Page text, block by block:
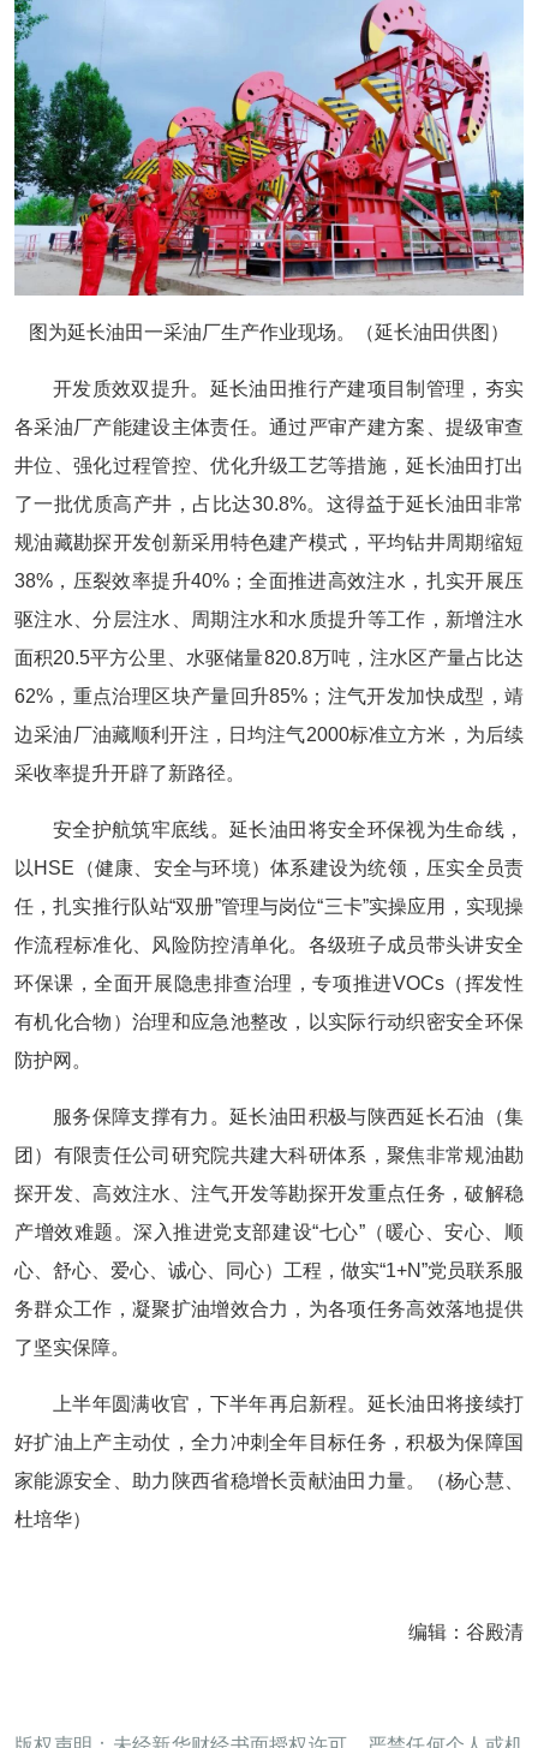
图为延长油田一采油厂生产作业现场。（延长油田供图）
开发质效双提升。延长油田推行产建项目制管理，夯实
各采油厂产能建设主体责任。通过严审产建方案、提级审查
井位、强化过程管控、优化升级工艺等措施，延长油田打出
了一批优质高产井，占比达30.8%。这得益于延长油田非常
规油藏勘探开发创新采用特色建产模式，平均钻井周期缩短
38%，压裂效率提升40%；全面推进高效注水，扎实开展压
驱注水、分层注水、周期注水和水质提升等工作，新增注水
面积20.5平方公里、水驱储量820.8万吨，注水区产量占比达
62%，重点治理区块产量回升85%；注气开发加快成型，靖
边采油厂油藏顺利开注，日均注气2000标准立方米，为后续
采收率提升开辟了新路径。
安全护航筑牢底线。延长油田将安全环保视为生命线，
以HSE（健康、安全与环境）体系建设为统领，压实全员责
任，扎实推行队站“双册”管理与岗位“三卡”实操应用，实现操
作流程标准化、风险防控清单化。各级班子成员带头讲安全
环保课，全面开展隐患排查治理，专项推进VOCs（挥发性
有机化合物）治理和应急池整改，以实际行动织密安全环保
防护网。
服务保障支撑有力。延长油田积极与陕西延长石油（集
团）有限责任公司研究院共建大科研体系，聚焦非常规油勘
探开发、高效注水、注气开发等勘探开发重点任务，破解稳
产增效难题。深入推进党支部建设“七心”（暖心、安心、顺
心、舒心、爱心、诚心、同心）工程，做实“1+N”党员联系服
务群众工作，凝聚扩油增效合力，为各项任务高效落地提供
了坚实保障。
上半年圆满收官，下半年再启新程。延长油田将接续打
好扩油上产主动仗，全力冲刺全年目标任务，积极为保障国
家能源安全、助力陕西省稳增长贡献油田力量。（杨心慧、
杜培华）
编辑：谷殿清